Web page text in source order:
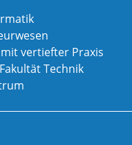
vertiefter Praxis
Technik